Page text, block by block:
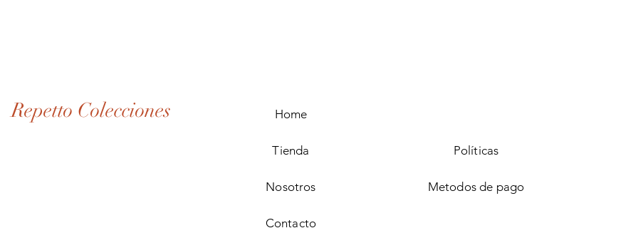
Repetto Colecciones Home
Tienda
Nosotros
Contacto
Políticas
Metodos de pago